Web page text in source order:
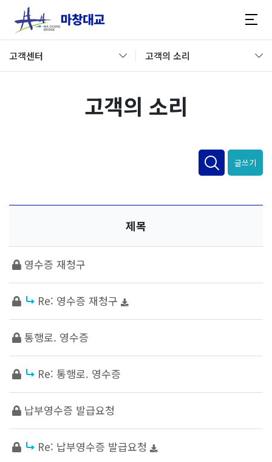
고객센터 고객의 소리
고객의 소리
글쓰기
제목
영수증 재청구
Re: 영수증 재청구
통행로. 영수증
Re: 통행로. 영수증
납부영수증 발급요청
Re: 납부영수증 발급요청